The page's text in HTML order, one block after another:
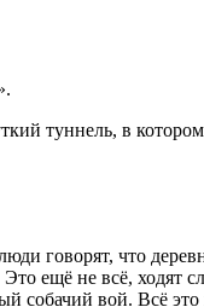
туннель, в
говорят, что
ещё не всё, ходят
собачий вой. Всё